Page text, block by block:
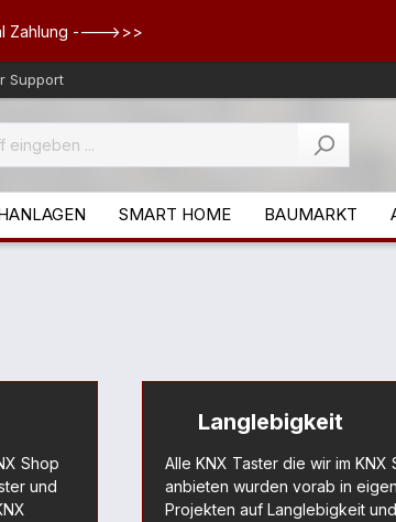
Zahlung ---->>>
Support
SMART HOME BAUMARKT
Shop
und
Langlebigkeit
Alle KNX Taster die wir im KNX
anbieten wurden vorab in
Projekten auf Langlebigkeit und